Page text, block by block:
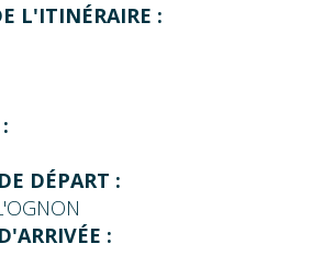
L'ITINÉRAIRE :
DÉPART :
: